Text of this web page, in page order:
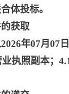
体投标。
获取
2026年07月07
执照副本；